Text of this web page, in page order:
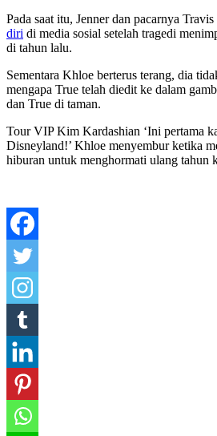
Pada saat itu, Jenner dan pacarnya
diri di media sosial setelah tragedi
di tahun lalu.
Sementara Khloe berterus terang, dia
mengapa True telah diedit ke dalam
dan True di taman.
Tour VIP Kim Kardashian ‘Ini pertama
Disneyland!’ Khloe menyembur ketika
hiburan untuk menghormati ulang tahun